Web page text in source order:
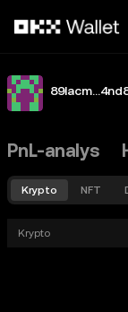
PnL-analys
Krypto NFT
Krypto